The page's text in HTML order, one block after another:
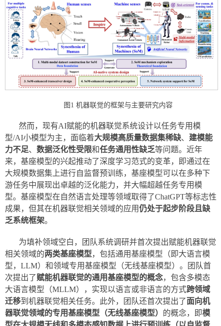
图1 机器联觉的框架与主要研究内容
然而，现有AI赋能的机器联觉系统设计以任务专用模
型/AI小模型为主，面临着大规模高质量数据集稀缺、 建模能
力不足、 数据泛化性受限和任务通用性缺乏等问题。近年
来，基座模型的兴起推动了深度学习范式的变革，即通过在
大规模数据集上进行自监督预训练，基座模型可以在多种下
游任务中展现出卓越的泛化能力，并大幅超越任务专用模
型。基座模型在自然语言处理等领域取得了ChatGPT等标志性
成果，但其在机器联觉相关领域的应用仍处于起步阶段且缺
乏系统框架。
为填补领域空白，团队系统调研并首次提出赋能机器联觉
相关领域的两类基座模型，包括通用基座模型（即大语言模
型，LLM）和领域专用基座模型（无线基座模型）。团队首
次提出了赋能机器联觉的通用基座模型的概念，包含多模态
大语言模型（MLLM），实现以语言或非语言的方式跨领域
迁移到机器联觉相关任务。此外，团队还首次提出了面向机
器联觉领域的专用基座模型（无线基座模型） 的概念，即模